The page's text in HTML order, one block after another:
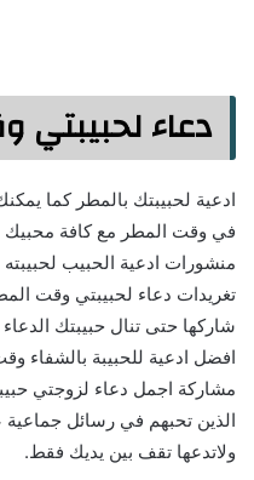
دعاء لحبيبتي
ادعية لحبيبتك بالمطر كما
في وقت المطر مع كافة محبيك
منشورات ادعية الحبيب
تغريدات دعاء لحبيبتي وقت
شاركها حتى تنال حبيبتك
افضل ادعية للحبيبة بالشفاء
مشاركة اجمل دعاء لزوجتي
الذين تحبهم في رسائل
ولاتدعها تقف بين يديك فقط.